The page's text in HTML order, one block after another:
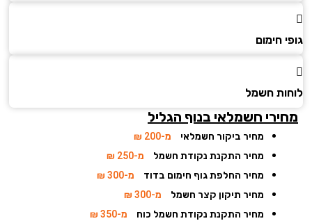
חימום
חשמל
חשמלאי בנוף הגליל
מחיר ביקור חשמלאי
מ-200 ₪
מחיר התקנת נקודת חשמל
מ-250 ₪
מחיר החלפת גוף חימום בדוד
מ-300 ₪
מחיר תיקון קצר חשמל
מ-300 ₪
מחיר התקנת נקודת חשמל כוח
מ-350 ₪